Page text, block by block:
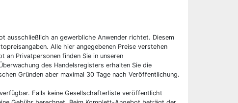
ausschließlich an gewerbliche Anwender richtet. Diesem
Alle hier angegebenen Preise verstehen
an Privatpersonen finden Sie in unseren
des Handelsregisters erhalten Sie die
Gründen aber maximal 30 Tage nach Veröffentlichung.
Falls keine Gesellschafterliste veröffentlicht